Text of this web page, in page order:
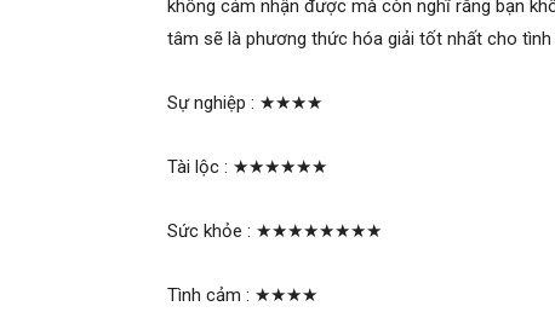
không cảm nhận được mà còn nghĩ rằng bạn
tâm sẽ là phương thức hóa giải tốt nhất cho tình
Sự nghiệp : ★★★★
Tài lộc : ★★★★★★
Sức khỏe : ★★★★★★★★
Tình cảm : ★★★★